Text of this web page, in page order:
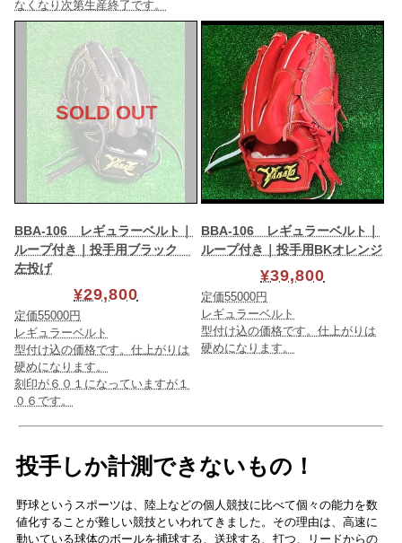
なくなり次第生産終了です。
SOLD OUT
BBA-106 レギュラーベルト｜
ループ付き｜投手用ブラック
左投げ
¥29,800
定価55000円
レギュラーベルト
型付け込の価格です。仕上がりは
硬めになります。
刻印が６０１になっていますが１
０６です。
BBA-106 レギュラーベルト｜
ループ付き｜投手用BKオレンジ
¥39,800
定価55000円
レギュラーベルト
型付け込の価格です。仕上がりは
硬めになります。
投手しか計測できないもの！
野球というスポーツは、陸上などの個人競技に比べて個々の能力を数
値化することが難しい競技といわれてきました。その理由は、高速に
動いている球体のボールを捕球する、送球する、打つ、リードからの